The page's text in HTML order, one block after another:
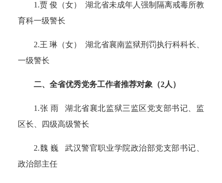
1.贾 俊（女） 湖北省未成年人强制隔离戒毒所教
育科一级警长
2.王 琳（女） 湖北省襄南监狱刑罚执行科科长、
一级警长
二、全省优秀党务工作者推荐对象（2人）
1.张 雨 湖北省襄北监狱三监区党支部书记、监
区长、四级高级警长
2.魏 巍 武汉警官职业学院政治部党支部书记、
政治部主任